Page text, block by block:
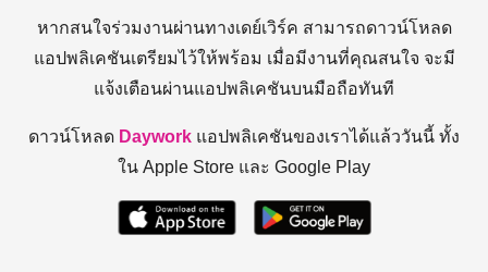
หากสนใจร่วมงานผ่านทางเดย์เวิร์ค สามารถดาวน์โหลด
แอปพลิเคชันเตรียมไว้ให้พร้อม เมื่อมีงานที่คุณสนใจ จะมี
แจ้งเตือนผ่านแอปพลิเคชันบนมือถือทันที
ดาวน์โหลด Daywork แอปพลิเคชันของเราได้แล้ววันนี้ ทั้ง
ใน Apple Store และ Google Play